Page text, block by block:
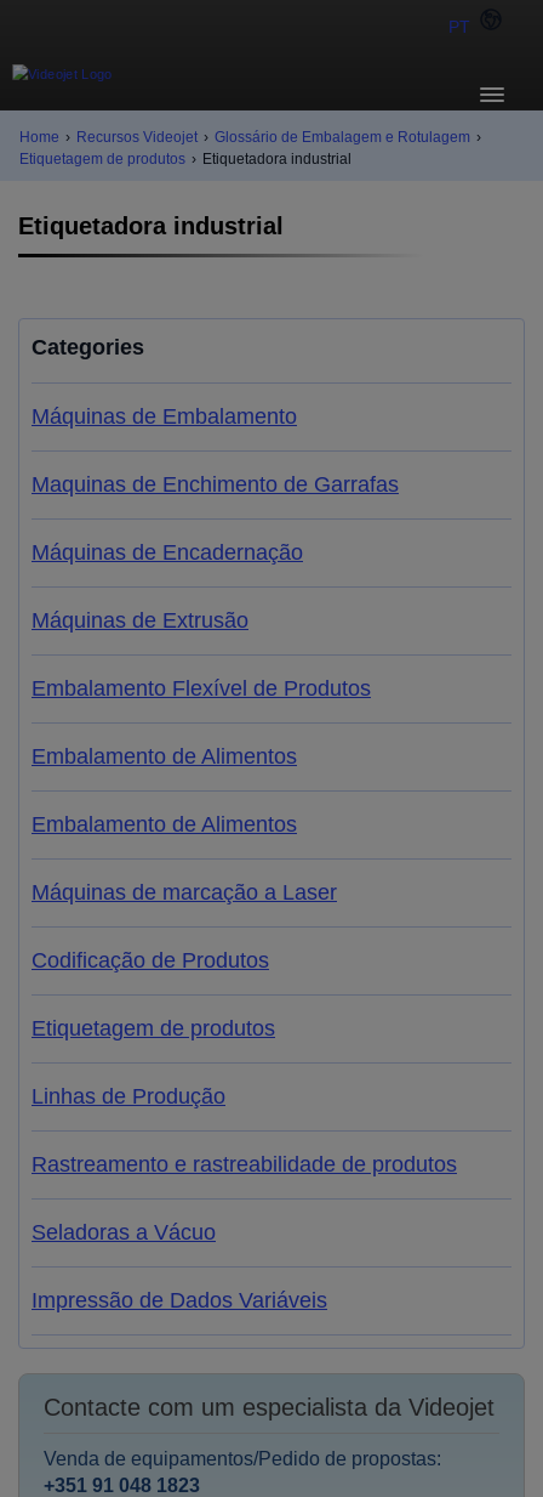
PT
Home › Recursos Videojet › Glossário de Embalagem e Rotulagem ›
Etiquetagem de produtos › Etiquetadora industrial
Etiquetadora industrial
Categories
Máquinas de Embalamento
Maquinas de Enchimento de Garrafas
Máquinas de Encadernação
Máquinas de Extrusão
Embalamento Flexível de Produtos
Embalamento de Alimentos
Embalamento de Alimentos
Máquinas de marcação a Laser
Codificação de Produtos
Etiquetagem de produtos
Linhas de Produção
Rastreamento e rastreabilidade de produtos
Seladoras a Vácuo
Impressão de Dados Variáveis
Contacte com um especialista da Videojet
Venda de equipamentos/Pedido de propostas:
+351 91 048 1823